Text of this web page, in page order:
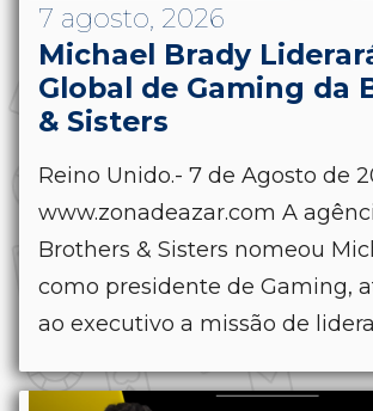
7 agosto, 2026
Michael Brady
Global de Gaming da
& Sisters
Reino Unido.- 7 de Agosto de
www.zonadeazar.com A
Brothers & Sisters nomeou
como presidente de Gaming,
ao executivo a missão de